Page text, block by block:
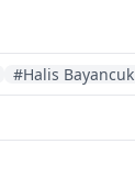
#Halis Bayancuk